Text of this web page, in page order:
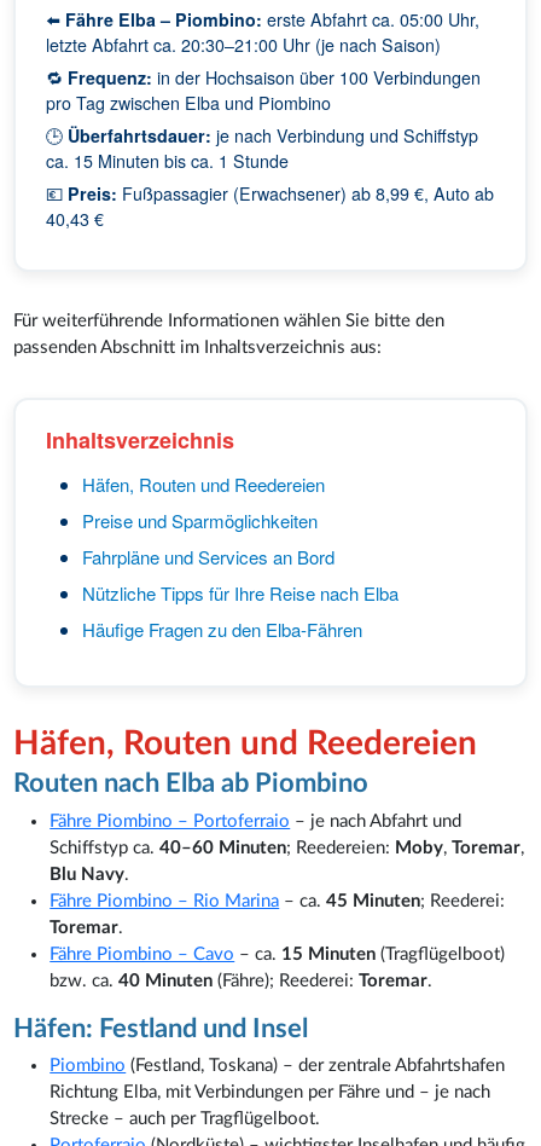
⬅️ Fähre Elba – Piombino: erste Abfahrt ca. 05:00 Uhr,
letzte Abfahrt ca. 20:30–21:00 Uhr (je nach Saison)
🔁 Frequenz: in der Hochsaison über 100 Verbindungen
pro Tag zwischen Elba und Piombino
🕒 Überfahrtsdauer: je nach Verbindung und Schiffstyp
ca. 15 Minuten bis ca. 1 Stunde
💶 Preis: Fußpassagier (Erwachsener) ab 8,99 €, Auto ab
40,43 €
Für weiterführende Informationen wählen Sie bitte den
passenden Abschnitt im Inhaltsverzeichnis aus:
Inhaltsverzeichnis
Häfen, Routen und Reedereien
Preise und Sparmöglichkeiten
Fahrpläne und Services an Bord
Nützliche Tipps für Ihre Reise nach Elba
Häufige Fragen zu den Elba-Fähren
Häfen, Routen und Reedereien
Routen nach Elba ab Piombino
Fähre Piombino – Portoferraio – je nach Abfahrt und
Schiffstyp ca.40–60 Minuten; Reedereien: Moby,Toremar,
Blu Navy.
Fähre Piombino – Rio Marina – ca.45 Minuten; Reederei:
Toremar.
Fähre Piombino – Cavo – ca. 15 Minuten (Tragflügelboot)
bzw. ca.40 Minuten (Fähre); Reederei:Toremar.
Häfen: Festland und Insel
Piombino (Festland, Toskana) – der zentrale Abfahrtshafen
Richtung Elba, mit Verbindungen per Fähre und – je nach
Strecke – auch per Tragflügelboot.